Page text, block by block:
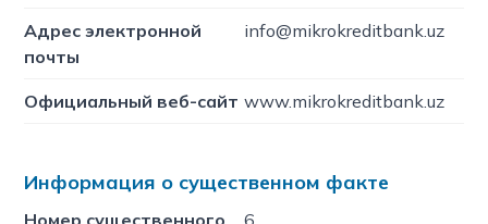
Адрес электронной
почты
info@mikrokreditbank.uz
Официальный веб-сайт www.mikrokreditbank.uz
Информация о существенном факте
Номер существенного
6